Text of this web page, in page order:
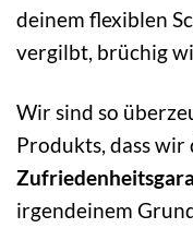
deinem flexiblen
vergilbt, brüchig
Wir sind so
Produkts, dass wir
irgendeinem